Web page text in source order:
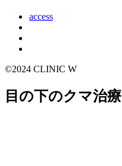
access
©2024 CLINIC W
目の下のクマ治療